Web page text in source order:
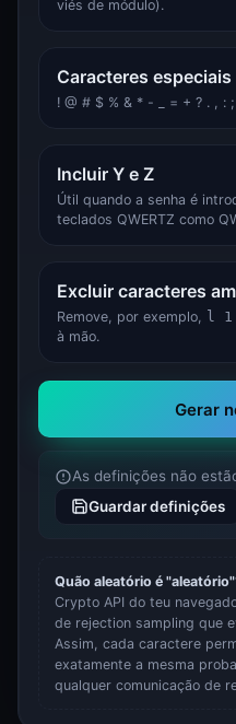
viés de módulo).
Caracteres especiais
! @ # $ % & * - _ = + ? . ,
Incluir Y e Z
Útil quando a senha é
teclados QWERTZ como
Excluir caracteres
Remove, por exemplo, l 1
à mão.
Gerar
As definições não
Guardar definições
Quão aleatório é
Crypto API do teu
de rejection sampling que
Assim, cada caractere
exatamente a mesma
qualquer comunicação de